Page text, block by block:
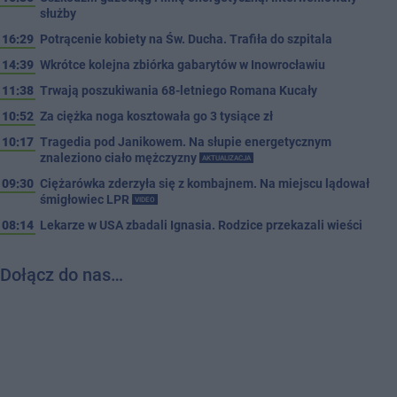
służby
16:29 Potrącenie kobiety na Św. Ducha. Trafiła do szpitala
14:39 Wkrótce kolejna zbiórka gabarytów w Inowrocławiu
11:38 Trwają poszukiwania 68-letniego Romana Kucały
10:52 Za ciężka noga kosztowała go 3 tysiące zł
10:17 Tragedia pod Janikowem. Na słupie energetycznym
znaleziono ciało mężczyzny
AKTUALIZACJA
09:30 Ciężarówka zderzyła się z kombajnem. Na miejscu lądował
śmigłowiec LPR
VIDEO
08:14 Lekarze w USA zbadali Ignasia. Rodzice przekazali wieści
Dołącz do nas…